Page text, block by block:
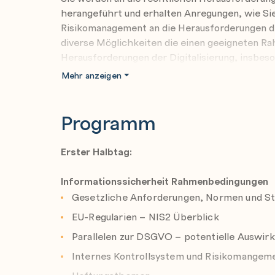
herangeführt und erhalten Anregungen, wie
Risikomanagement an die Herausforderungen
diverse Möglichkeiten die einen geeigneten
Herausforderungen der Digitalisierung,
umzugehen können und sichern dadurch den
erfahren diesbezüglich anwendungstaugliche
Überblick zu den wichtigsten Maßnahmen
weiterführende Informationen um zeit- und
zu bewältigen.
Nach Abschluss haben die Teilnehmer*innen
Einen strategisch orientierten
Kontext der gesetzlichen und
Warum es unumgänglich ist diesem Thema
Mehr anzeigen
Programm
Erster Halbtag:
Informationssicherheit Rahmenbedingungen
Gesetzliche Anforderungen, Normen und
EU-Regularien – NIS2 Überblick
Parallelen zur DSGVO – potentielle
Internes Kontrollsystem und